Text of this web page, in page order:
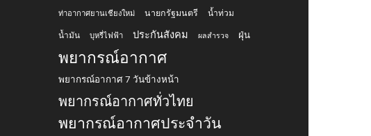
ท่าอากาศยานเชียงใหม่ นายกรัฐมนตรี น้ำท่วม
น้ำมัน บุหรี่ไฟฟ้า ประกันสังคม ผลสำรวจ ฝุ่น
พยากรณ์อากาศ
พยากรณ์อากาศ 7 วันข้างหน้า
พยากรณ์อากาศทั่วไทย
พยากรณ์อากาศประจำวัน